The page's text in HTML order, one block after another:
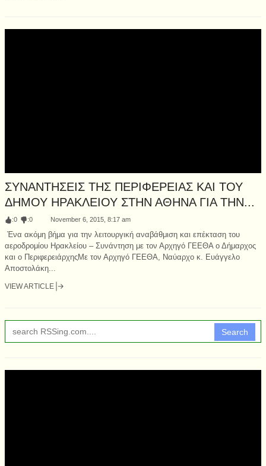
ΣΥΝΑΝΤΗΣΕΙΣ ΤΗΣ ΠΕΡΙΦΕΡΕΙΑΣ ΚΑΙ ΤΟΥ
ΔΗΜΟΥ ΗΡΑΚΛΕΙΟΥ ΣΤΗΝ ΑΘΗΝΑ ΓΙΑ ΤΗΝ...
:0 :0 November 6, 2015, 8:17 am
Ένα ακόμη βήμα για την λειτουργική αναβάθμιση και επέκταση του
αεροδρομίου Ηρακλείου – Συνάντηση με τον Αρχηγό ΓΕΕΘΑ ο Δήμαρχος
και ο ΠεριφερειάρχηςΜε τον Αρχηγό ΓΕΕΘΑ, Ναύαρχο κ. Ευάγγελο
Αποστολάκη...
VIEW ARTICLE
Search